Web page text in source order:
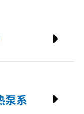
泵系